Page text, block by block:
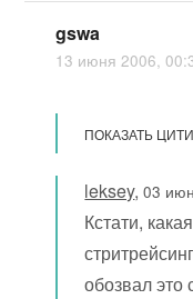
gswa
13 июня 2006,
ПОКАЗАТЬ
leksey,03
Кстати,
обозвал это